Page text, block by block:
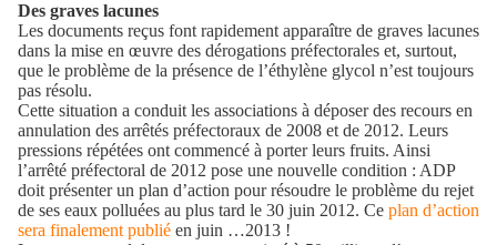
Des graves lacunes
Les documents reçus font rapidement apparaître de graves lacunes
dans la mise en œuvre des dérogations préfectorales et, surtout,
que le problème de la présence de l’éthylène glycol n’est toujours
pas résolu.
Cette situation a conduit les associations à déposer des recours en
annulation des arrêtés préfectoraux de 2008 et de 2012. Leurs
pressions répétées ont commencé à porter leurs fruits. Ainsi
l’arrêté préfectoral de 2012 pose une nouvelle condition : ADP
doit présenter un plan d’action pour résoudre le problème du rejet
de ses eaux polluées au plus tard le 30 juin 2012. Ce plan d’action
sera finalement publié en juin …2013 !